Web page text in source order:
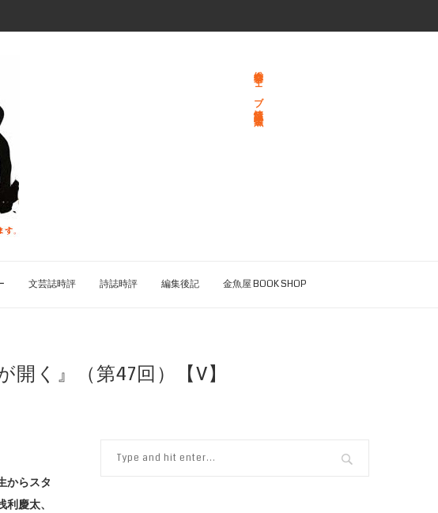
総合文学ウェブ情報誌 文学金魚
文芸誌時評 詩誌時評 編集後記 金魚屋 BOOK SHOP
く』（第47回）【V】
からスタ
慶太、